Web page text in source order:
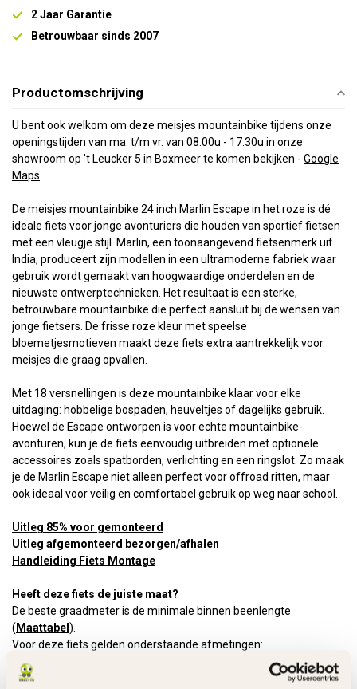
2 Jaar Garantie
Betrouwbaar sinds 2007
Productomschrijving
U bent ook welkom om deze meisjes mountainbike tijdens onze
openingstijden van ma. t/m vr. van 08.00u - 17.30u in onze
showroom op 't Leucker 5 in Boxmeer te komen bekijken - Google
Maps
De meisjes mountainbike 24 inch Marlin Escape in het roze is dé
ideale fiets voor jonge avonturiers die houden van sportief fietsen
met een vleugje stijl. Marlin, een toonaangevend fietsenmerk uit
India, produceert zijn modellen in een ultramoderne fabriek waar
gebruik wordt gemaakt van hoogwaardige onderdelen en de
nieuwste ontwerptechnieken. Het resultaat is een sterke,
betrouwbare mountainbike die perfect aansluit bij de wensen van
jonge fietsers. De frisse roze kleur met speelse
bloemetjesmotieven maakt deze fiets extra aantrekkelijk voor
meisjes die graag opvallen.
Met 18 versnellingen is deze mountainbike klaar voor elke
uitdaging: hobbelige bospaden, heuveltjes of dagelijks gebruik.
Hoewel de Escape ontworpen is voor echte mountainbike-
avonturen, kun je de fiets eenvoudig uitbreiden met optionele
accessoires zoals spatborden, verlichting en een ringslot. Zo maak
je de Marlin Escape niet alleen perfect voor offroad ritten, maar
ook ideaal voor veilig en comfortabel gebruik op weg naar school.
Uitleg 85% voor gemonteerd
Uitleg afgemonteerd bezorgen/afhalen
Handleiding Fiets Montage
Heeft deze fiets de juiste maat?
De beste graadmeter is de minimale binnen beenlengte
( Maattabel ).
Voor deze fiets gelden onderstaande afmetingen:
Minimale binnen beenlengte: 70 cm
Minimale zithoogte: 75 cm